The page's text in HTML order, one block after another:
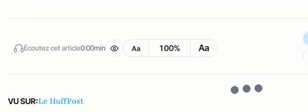
Écoutez cet article0:00min Aa 100% Aa
VU SUR:Le HuffPost